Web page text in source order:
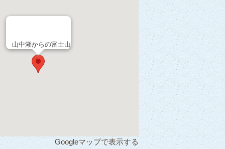
山中湖からの富士山
Googleマップで表示する